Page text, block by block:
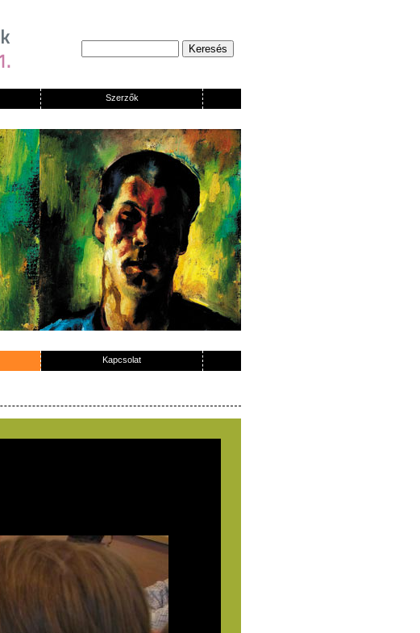
Szerzők
Kapcsolat